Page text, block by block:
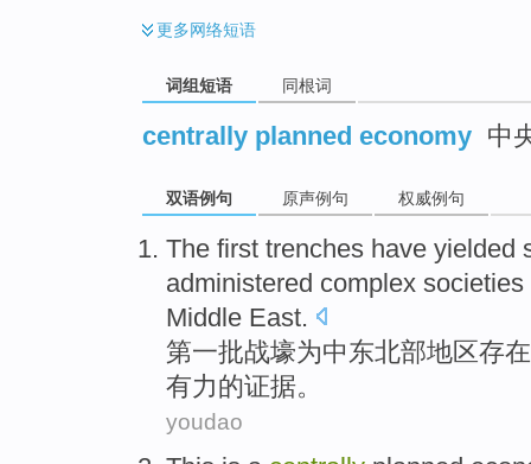
更多网络短语
词组短语 同根词
centrally planned economy 中
双语例句 原声例句 权威例句
The first trenches have yielded
administered complex societies
Middle East.
第一批战壕为中东北部地区存
有力的证据。
youdao